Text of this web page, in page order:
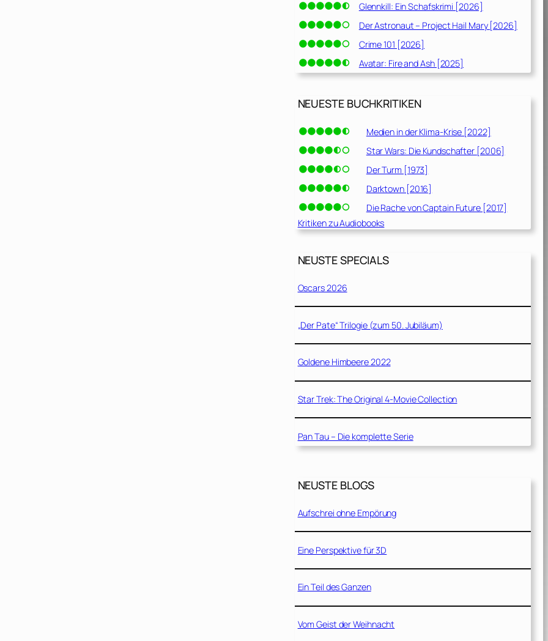
Glennkill: Ein Schafskrimi [2026]
Der Astronaut – Project Hail Mary [2026]
Crime 101 [2026]
Avatar: Fire and Ash [2025]
NEUESTE BUCHKRITIKEN
Medien in der Klima-Krise [2022]
Star Wars: Die Kundschafter [2006]
Der Turm [1973]
Darktown [2016]
Die Rache von Captain Future [2017]
Kritiken zu Audiobooks
NEUSTE SPECIALS
Oscars 2026
„Der Pate“ Trilogie (zum 50. Jubiläum)
Goldene Himbeere 2022
Star Trek: The Original 4-Movie Collection
Pan Tau – Die komplette Serie
NEUSTE BLOGS
Aufschrei ohne Empörung
Eine Perspektive für 3D
Ein Teil des Ganzen
Vom Geist der Weihnacht